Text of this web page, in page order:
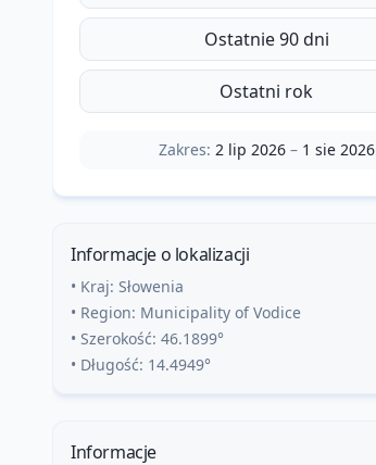
Ostatnie 90 dni
Ostatni rok
Zakres: 2 lip 2026– 1 sie 2026
Informacje o lokalizacji
• Kraj: Słowenia
• Region: Municipality of Vodice
• Szerokość: 46.1899°
• Długość: 14.4949°
Informacje